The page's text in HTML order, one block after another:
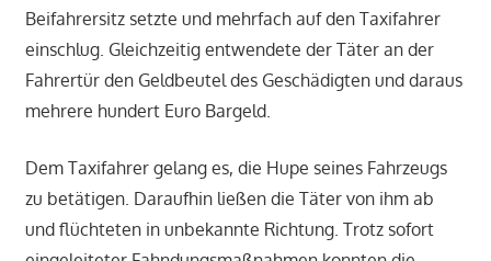
Beifahrersitz setzte und mehrfach auf den Taxifahrer
einschlug. Gleichzeitig entwendete der Täter an der
Fahrertür den Geldbeutel des Geschädigten und daraus
mehrere hundert Euro Bargeld.
Dem Taxifahrer gelang es, die Hupe seines Fahrzeugs
zu betätigen. Daraufhin ließen die Täter von ihm ab
und flüchteten in unbekannte Richtung. Trotz sofort